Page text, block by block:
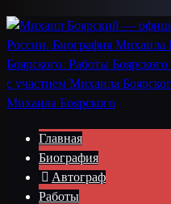
Главная
Биография
Автограф
Работы